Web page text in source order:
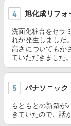
旭化成リフォ
洗面化粧台をセラ
れが発生しました
高さについてもか
ていただきました
パナソニック
もともとの新築が
きていたので、話